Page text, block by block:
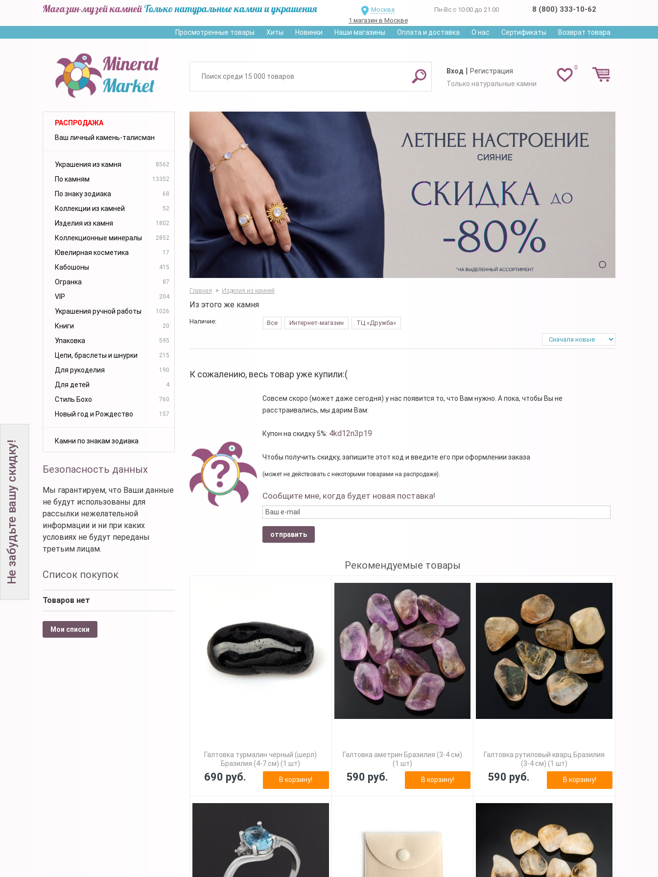
Магазин-музей камней Только натуральные камни и украшения
Москва
1 магазин в Москве
Пн-Вс с 10:00 до 21:00 8 (800) 333-10-62
Просмотренные товары Хиты Новинки Наши магазины Оплата и доставка О нас Сертификаты Возврат товара
0
Вход | Регистрация
Только натуральные камни
РАСПРОДАЖА
Ваш личный камень-талисман
Украшения из камня 8562
По камням 13352
По знаку зодиака 68
Коллекции из камней 52
Изделия из камня 1802
Коллекционные минералы 2852
Ювелирная косметика 17
Кабошоны 415
Огранка 87
VIP 204
Украшения ручной работы 1026
Книги 20
Упаковка 595
Цепи, браслеты и шнурки 215
Для рукоделия 190
Для детей 4
Стиль Бохо 760
Новый год и Рождество 157
Камни по знакам зодиака
Безопасность данных
Мы гарантируем, что Ваши данные
не будут использованы для
рассылки нежелательной
информации и ни при каких
условиях не будут переданы
третьим лицам.
Список покупок
Товаров нет
Мои списки
Главная > Изделия из камней
Из этого же камня
Наличие: Все Интернет-магазин ТЦ «Дружба»
К сожалению, весь товар уже купили:(
Совсем скоро (может даже сегодня) у нас появится то, что Вам нужно. А пока, чтобы Вы не
расстраивались, мы дарим Вам:
Купон на скидку 5%: 4kd12n3p19
Чтобы получить скидку, запишите этот код и введите его при оформлении заказа
(может не действовать с некоторыми товарами на распродаже).
Сообщите мне, когда будет новая поставка!
отправить
Рекомендуемые товары
Галтовка турмалин черный (шерл)
Бразилия (4-7 см) (1 шт)
690 руб. В корзину!
Галтовка аметрин Бразилия (3-4 см)
(1 шт)
590 руб. В корзину!
Галтовка рутиловый кварц Бразилия
(3-4 см) (1 шт)
590 руб. В корзину!
Не забудьте вашу скидку!